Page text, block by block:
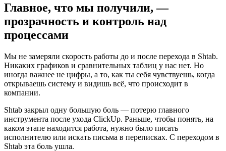
Главное, что мы получили, —
прозрачность и контроль над
процессами
Мы не замеряли скорость работы до и после перехода в Shtab.
Никаких графиков и сравнительных таблиц у нас нет. Но
иногда важнее не цифры, а то, как ты себя чувствуешь, когда
открываешь систему и видишь всё, что происходит в
компании.
Shtab закрыл одну большую боль — потерю главного
инструмента после ухода ClickUp. Раньше, чтобы понять, на
каком этапе находится работа, нужно было писать
исполнителю или искать письма в переписках. С переходом в
Shtab эта боль ушла.